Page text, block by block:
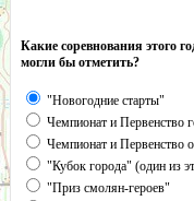
Какие соревнования этого
могли бы отметить?
"Новогодние старты"
Чемпионат и Первенство
Чемпионат и Первенство
"Кубок города" (один из
"Приз смолян-героев"